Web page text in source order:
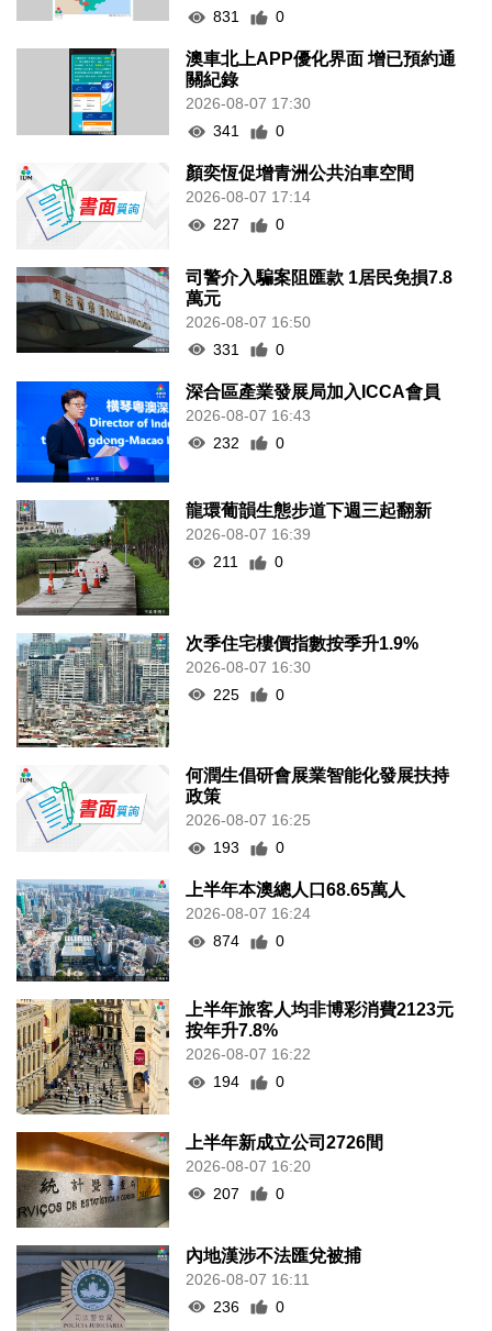
831
0
澳車北上APP優化界面 增已預約通
關紀錄
2026-08-07 17:30
341
0
顏奕恆促增青洲公共泊車空間
2026-08-07 17:14
227
0
司警介入騙案阻匯款 1居民免損7.8
萬元
2026-08-07 16:50
331
0
深合區產業發展局加入ICCA會員
2026-08-07 16:43
232
0
龍環葡韻生態步道下週三起翻新
2026-08-07 16:39
211
0
次季住宅樓價指數按季升1.9%
2026-08-07 16:30
225
0
何潤生倡研會展業智能化發展扶持
政策
2026-08-07 16:25
193
0
上半年本澳總人口68.65萬人
2026-08-07 16:24
874
0
上半年旅客人均非博彩消費2123元
按年升7.8%
2026-08-07 16:22
194
0
上半年新成立公司2726間
2026-08-07 16:20
207
0
內地漢涉不法匯兌被捕
2026-08-07 16:11
236
0